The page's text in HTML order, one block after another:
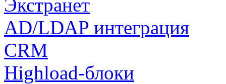
Экстранет
AD/LDAP интеграция
CRM
Highload-блоки